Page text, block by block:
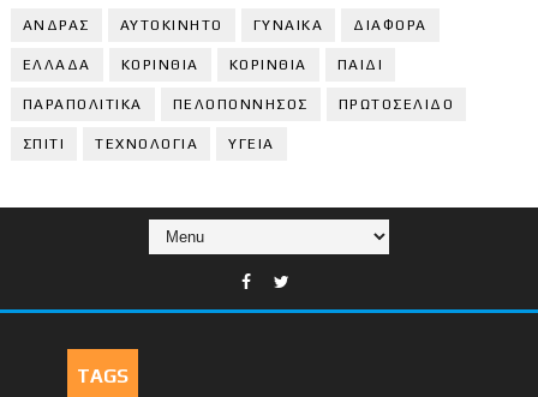
ΑΝΔΡΑΣ ΑΥΤΟΚΙΝΗΤΟ ΓΥΝΑΙΚΑ ΔΙΑΦΟΡΑ
ΕΛΛΑΔΑ ΚΟΡΙΝΘΙΑ ΚΟΡΙΝΘΙA ΠΑΙΔΙ
ΠΑΡΑΠΟΛΙΤΙΚΑ ΠΕΛΟΠΟΝΝΗΣΟΣ ΠΡΩΤΟΣΕΛΙΔΟ
ΣΠΙΤΙ ΤΕΧΝΟΛΟΓΙΑ ΥΓΕΙΑ
TAGS